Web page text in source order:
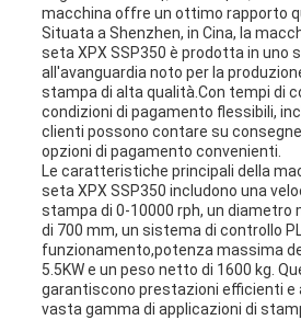
macchina offre un ottimo rapporto
Situata a Shenzhen, in Cina, la
seta XPX SSP350 è prodotta in uno
all'avanguardia noto per la
stampa di alta qualità.Con tempi di
condizioni di pagamento flessibili,
clienti possono contare su
opzioni di pagamento convenienti.
Le caratteristiche principali della
seta XPX SSP350 includono una
stampa di 0-10000 rph, un diametro
di 700 mm, un sistema di controllo
funzionamento,potenza massima
5.5KW e un peso netto di 1600 kg.
garantiscono prestazioni efficienti e
vasta gamma di applicazioni di